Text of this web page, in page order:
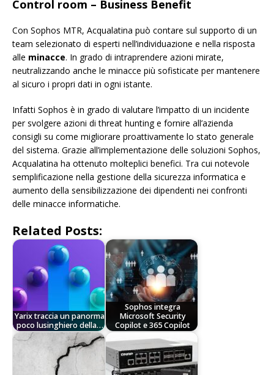
Control room – Business Benefit
Con Sophos MTR, Acqualatina può contare sul supporto di un
team selezionato di esperti nell’individuazione e nella risposta
alle minacce. In grado di intraprendere azioni mirate,
neutralizzando anche le minacce più sofisticate per mantenere
al sicuro i propri dati in ogni istante.
Infatti Sophos è in grado di valutare l’impatto di un incidente
per svolgere azioni di threat hunting e fornire all’azienda
consigli su come migliorare proattivamente lo stato generale
del sistema. Grazie all’implementazione delle soluzioni Sophos,
Acqualatina ha ottenuto molteplici benefici. Tra cui notevole
semplificazione nella gestione della sicurezza informatica e
aumento della sensibilizzazione dei dipendenti nei confronti
delle minacce informatiche.
Related Posts:
Yarix traccia un panorma
poco lusinghiero della…
Sophos integra
Microsoft Security
Copilot e 365 Copilot